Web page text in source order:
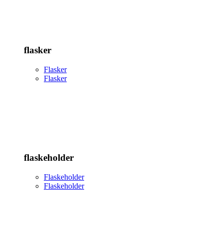
flasker
Flasker
Flasker
flaskeholder
Flaskeholder
Flaskeholder